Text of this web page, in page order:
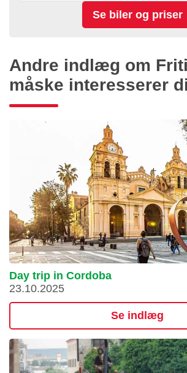
Andre indlæg om
måske interesserer
Day trip in Cordoba
23.10.2025
Se indlæg